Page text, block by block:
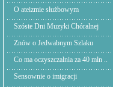
O ateizmie służbowym
Szóste Dni Muzyki Chóralnej
Znów o Jedwabnym Szlaku
Co ma oczyszczalnia za 40 mln ..
Sensownie o imigracji